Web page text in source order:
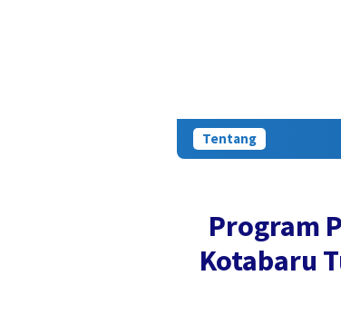
Tentang
Program
Kotabaru